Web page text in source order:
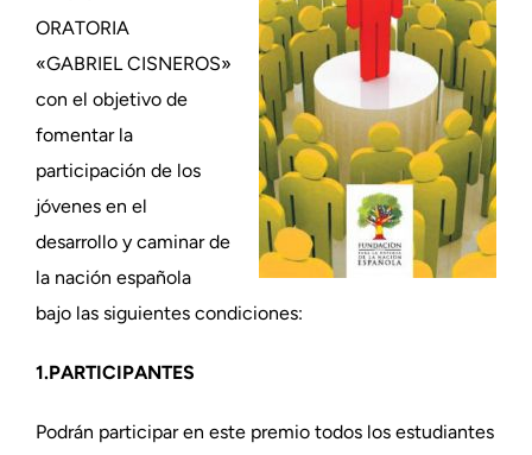
ORATORIA
«GABRIEL CISNEROS»
con el objetivo de
fomentar la
participación de los
jóvenes en el
desarrollo y caminar de
la nación española
bajo las siguientes condiciones:
1.PARTICIPANTES
Podrán participar en este premio todos los estudiantes